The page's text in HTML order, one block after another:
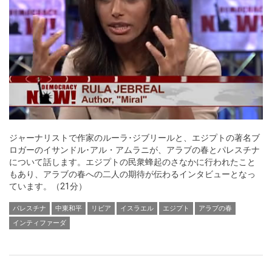
ジャーナリストで作家のルーラ･ジブリールと、エジプトの著名ブ
ロガーのイサンドル･アル・アムラニが、アラブの春とパレスチナ
について話します。エジプトの民衆蜂起のさなかに行われたこと
もあり、アラブの春への二人の期待が伝わるインタビューとなっ
ています。（21分）
パレスチナ 中東和平 リビア イスラエル エジプト
アラブの春
インティファーダ